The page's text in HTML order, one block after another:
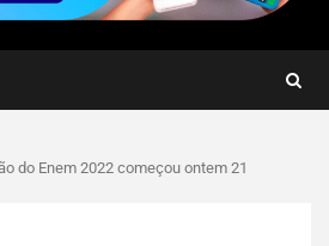
do Enem 2022 começou ontem 21